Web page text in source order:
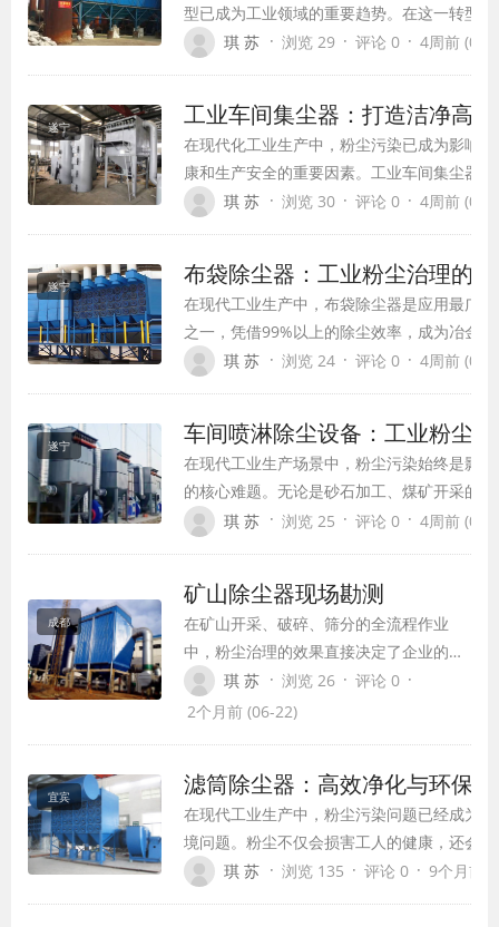
型已成为工业领域的重要趋势。在这一转型
备至关重要。燃煤生物质锅炉除尘器作为烟
琪 苏 · 浏览 29 · 评论 0 · 4周前 (07-
遂宁 工业车间集尘器：打造洁净高
在现代化工业生产中，粉尘污染已成为影响
康和生产安全的重要因素。工业车间集尘器
设备，正逐渐成为各类生产车间不可或缺的
持续发展的理念。
琪 苏 · 浏览 30 · 评论 0 · 4周前 (07-
遂宁 布袋除尘器：工业粉尘治理的
在现代工业生产中，布袋除尘器是应用最广
之一，凭借99%以上的除尘效率，成为冶金
械加工等行业达标排放的核心保障。它依靠
况，是当前工业粉尘治理领域可靠性极高的
琪 苏 · 浏览 24 · 评论 0 · 4周前 (07-
遂宁 车间喷淋除尘设备：工业粉尘
在现代工业生产场景中，粉尘污染始终是影
的核心难题。无论是砂石加工、煤矿开采的
建材生产的封闭车间，无组织飘散的粉尘不
琪 苏 · 浏览 25 · 评论 0 · 4周前 (07-
成都
矿山除尘器现场勘测
在矿山开采、破碎、筛分的全流程作业
中，粉尘治理的效果直接决定了企业的环
保合规性与一线人员的职业健康安全，而
一套适配性强的除尘系统，绝非仅凭图纸
调试全流程的核心基础，更是从源头避
免“除尘效果差、运行能耗高、后期故障
多”等常见问题的关键前提。
琪 苏 · 浏览 26 · 评论 0 ·
2个月前 (06-22)
宜宾 滤筒除尘器：高效净化与环保
在现代工业生产中，粉尘污染问题已经成为
境问题。粉尘不仅会损害工人的健康，还会
成严重影响。为了解决这一问题，滤筒除尘
琪 苏 · 浏览 135 · 评论 0 · 9个月前